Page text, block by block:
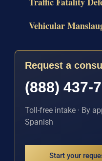
Vehicular
Request a
(888) 437-
Toll-free intake · By
Spanish
Start your